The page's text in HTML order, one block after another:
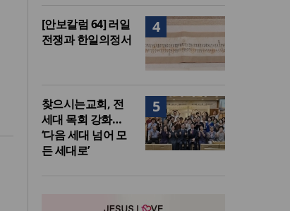
4
[안보칼럼 64] 러일
전쟁과 한일의정서
5
찾으시는교회, 전
세대 목회 강화…
‘다음 세대 넘어 모
든 세대로’